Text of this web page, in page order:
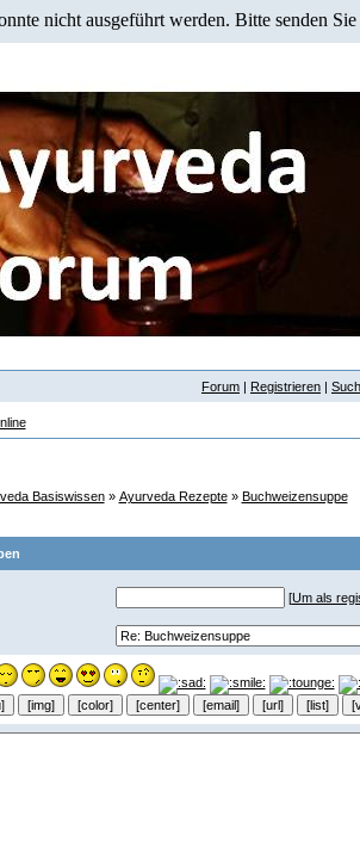
nicht ausgeführt werden. Bitte senden
Forum | Registrieren |
Basiswissen» Ayurveda Rezepte» Buchweizensuppe
[Um als